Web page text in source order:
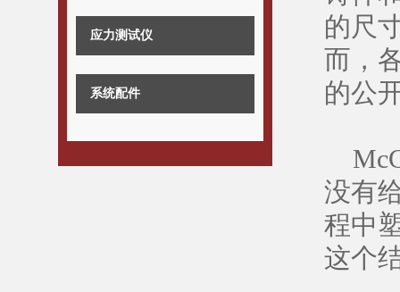
应力测试仪
系统配件
的尺
而，
的公
没有
程中
这个